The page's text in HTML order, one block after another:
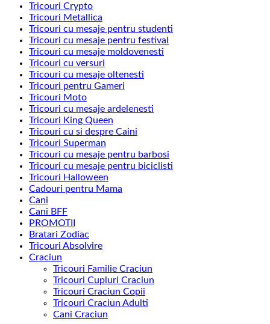
Tricouri Crypto
Tricouri Metallica
Tricouri cu mesaje pentru studenti
Tricouri cu mesaje pentru festival
Tricouri cu mesaje moldovenesti
Tricouri cu versuri
Tricouri cu mesaje oltenesti
Tricouri pentru Gameri
Tricouri Moto
Tricouri cu mesaje ardelenesti
Tricouri King Queen
Tricouri cu si despre Caini
Tricouri Superman
Tricouri cu mesaje pentru barbosi
Tricouri cu mesaje pentru biciclisti
Tricouri Halloween
Cadouri pentru Mama
Cani
Cani BFF
PROMOTII
Bratari Zodiac
Tricouri Absolvire
Craciun
Tricouri Familie Craciun
Tricouri Cupluri Craciun
Tricouri Craciun Copii
Tricouri Craciun Adulti
Cani Craciun